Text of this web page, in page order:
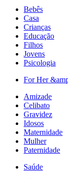
Bebês
Casa
Crianças
Educação
Filhos
Jovens
Psicologia
For Her
Amizade
Celibato
Gravidez
Idosos
Maternidade
Mulher
Paternidade
Saúde